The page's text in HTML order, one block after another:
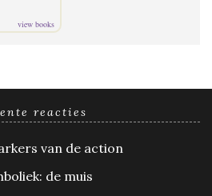
view books
reacties
van de action
de muis